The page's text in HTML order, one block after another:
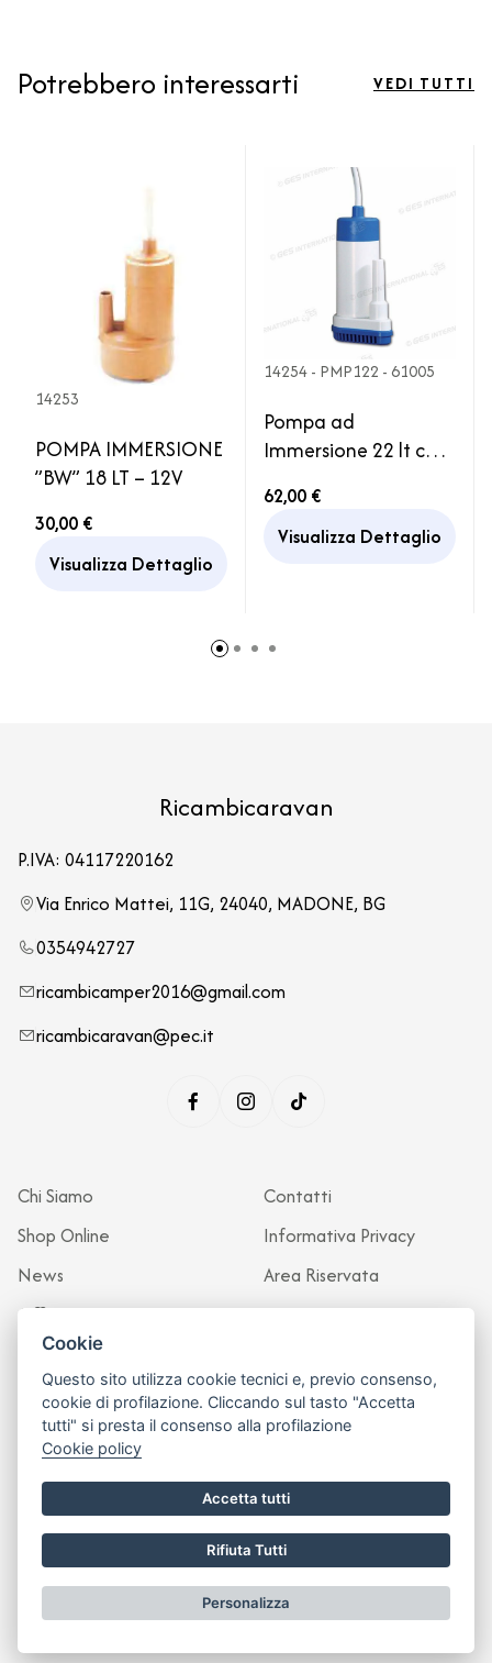
Potrebbero interessarti VEDI TUTTI
14253
POMPA IMMERSIONE
”BW” 18 LT – 12V
30,00 €
Visualizza Dettaglio
14254 - PMP122 - 61005
Pompa ad
Immersione 22 lt con
portagomma per
Serbatoio Acqua
62,00 €
Visualizza Dettaglio
Ricambicaravan
P.IVA: 04117220162
Via Enrico Mattei, 11G, 24040, MADONE, BG
0354942727
ricambicamper2016@gmail.com
ricambicaravan@pec.it
Chi Siamo
Shop Online
News
Officina
Contatti
Informativa Privacy
Area Riservata
Sito realizzato daLeonardo Web
Cookie
Questo sito utilizza cookie tecnici e, previo consenso,
cookie di profilazione. Cliccando sul tasto "Accetta
tutti" si presta il consenso alla profilazione
Cookie policy
Accetta tutti
Rifiuta Tutti
Personalizza